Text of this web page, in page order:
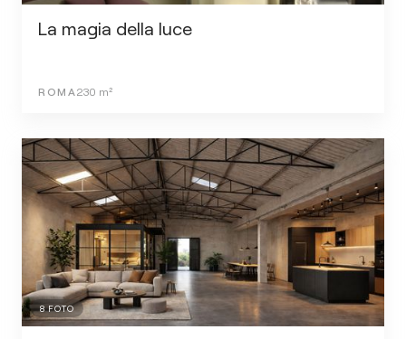
La magia della luce
ROMA 230 m²
8FOTO